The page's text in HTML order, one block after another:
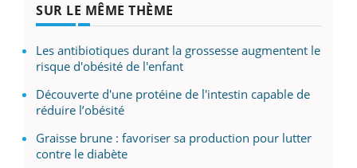
SUR LE MÊME THÈME
Les antibiotiques durant la grossesse augmentent le
risque d'obésité de l'enfant
Découverte d'une protéine de l'intestin capable de
réduire l’obésité
Graisse brune : favoriser sa production pour lutter
contre le diabète